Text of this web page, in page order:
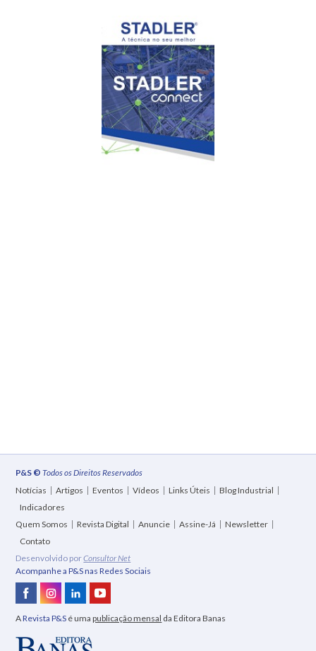
P&S © Todos os Direitos Reservados
Notícias
Artigos Eventos Vídeos Links Úteis
Blog Industrial
Indicadores
Quem Somos
Revista Digital Anuncie Assine-Já
Newsletter
Contato
Desenvolvido porConsultor Net
Acompanhe a P&S nas Redes Sociais
ARevista P&S é umapublicação mensal da Editora Banas